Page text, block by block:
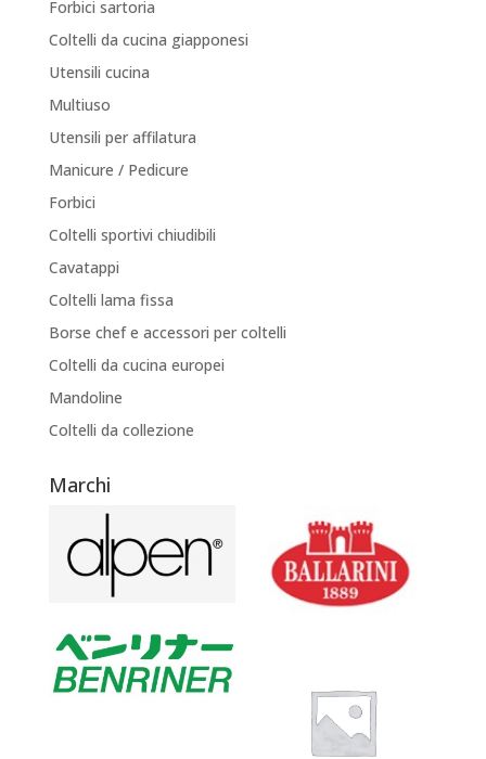
Forbici sartoria
Coltelli da cucina giapponesi
Utensili cucina
Multiuso
Utensili per affilatura
Manicure / Pedicure
Forbici
Coltelli sportivi chiudibili
Cavatappi
Coltelli lama fissa
Borse chef e accessori per coltelli
Coltelli da cucina europei
Mandoline
Coltelli da collezione
Marchi